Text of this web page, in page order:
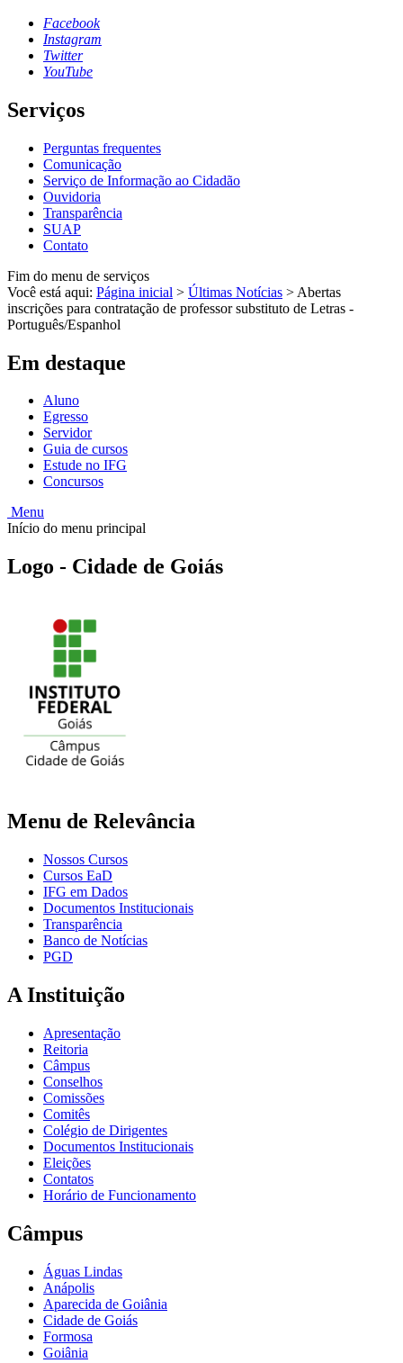
Facebook
Instagram
Twitter
YouTube
Serviços
Perguntas frequentes
Comunicação
Serviço de Informação ao Cidadão
Ouvidoria
Transparência
SUAP
Contato
Fim do menu de serviços
Você está aqui: Página inicial > Últimas Notícias > Abertas
inscrições para contratação de professor substituto de Letras -
Português/Espanhol
Em destaque
Aluno
Egresso
Servidor
Guia de cursos
Estude no IFG
Concursos
Menu
Início do menu principal
Logo - Cidade de Goiás
Menu de Relevância
Nossos Cursos
Cursos EaD
IFG em Dados
Documentos Institucionais
Transparência
Banco de Notícias
PGD
A Instituição
Apresentação
Reitoria
Câmpus
Conselhos
Comissões
Comitês
Colégio de Dirigentes
Documentos Institucionais
Eleições
Contatos
Horário de Funcionamento
Câmpus
Águas Lindas
Anápolis
Aparecida de Goiânia
Cidade de Goiás
Formosa
Goiânia